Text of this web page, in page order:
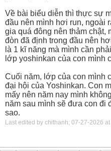
Về bài biểu diễn thì thực sự
đầu nên mình hơi run, ngoài
gia quá đông nên thảm
đòn đã định trong đầu nên
là 1 kĩ năng mà mình cần
lớp yoshinkan của con mình
Cuối năm, lớp của con mình
đại hội của Yoshinkan. Con
mấy nên năm nay mình
năm sau mình sẽ đưa con đi
sao.
Last edited by chithanh; 07-27-2026 at